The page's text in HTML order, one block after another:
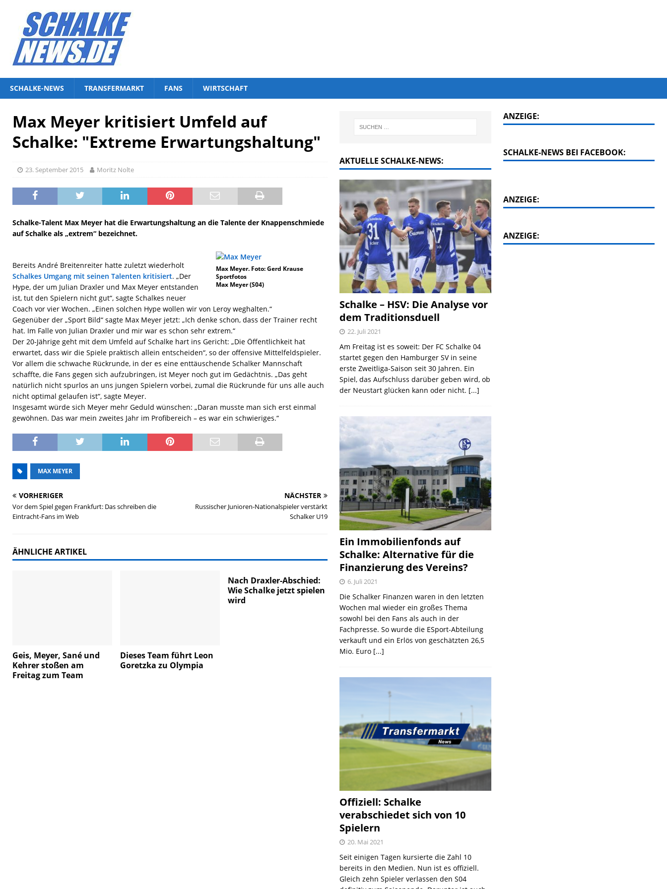
SCHALKE-NEWS TRANSFERMARKT FANS WIRTSCHAFT
Max Meyer kritisiert Umfeld auf
Schalke: "Extreme Erwartungshaltung"
23. September 2015 Moritz Nolte
Schalke-Talent Max Meyer hat die Erwartungshaltung an die Talente der Knappenschmiede
auf Schalke als „extrem“ bezeichnet.
Max Meyer. Foto: Gerd Krause
Sportfotos
Max Meyer (S04)
Bereits André Breitenreiter hatte zuletzt wiederholt
Schalkes Umgang mit seinen Talenten kritisiert. „Der
Hype, der um Julian Draxler und Max Meyer entstanden
ist, tut den Spielern nicht gut“, sagte Schalkes neuer
Coach vor vier Wochen. „Einen solchen Hype wollen wir von Leroy weghalten.“
Gegenüber der „Sport Bild“ sagte Max Meyer jetzt: „Ich denke schon, dass der Trainer recht
hat. Im Falle von Julian Draxler und mir war es schon sehr extrem.“
Der 20-Jährige geht mit dem Umfeld auf Schalke hart ins Gericht: „Die Öffentlichkeit hat
erwartet, dass wir die Spiele praktisch allein entscheiden“, so der offensive Mittelfeldspieler.
Vor allem die schwache Rückrunde, in der es eine enttäuschende Schalker Mannschaft
schaffte, die Fans gegen sich aufzubringen, ist Meyer noch gut im Gedächtnis. „Das geht
natürlich nicht spurlos an uns jungen Spielern vorbei, zumal die Rückrunde für uns alle auch
nicht optimal gelaufen ist“, sagte Meyer.
Insgesamt würde sich Meyer mehr Geduld wünschen: „Daran musste man sich erst einmal
gewöhnen. Das war mein zweites Jahr im Profibereich – es war ein schwieriges.“
MAX MEYER
VORHERIGER
Vor dem Spiel gegen Frankfurt: Das schreiben die
Eintracht-Fans im Web
NÄCHSTER
Russischer Junioren-Nationalspieler verstärkt
Schalker U19
ÄHNLICHE ARTIKEL
Geis, Meyer, Sané und
Kehrer stoßen am
Freitag zum Team
Dieses Team führt Leon
Goretzka zu Olympia
Nach Draxler-Abschied:
Wie Schalke jetzt spielen
wird
AKTUELLE SCHALKE-NEWS:
Schalke – HSV: Die Analyse vor
dem Traditionsduell
22. Juli 2021
Am Freitag ist es soweit: Der FC Schalke 04
startet gegen den Hamburger SV in seine
erste Zweitliga-Saison seit 30 Jahren. Ein
Spiel, das Aufschluss darüber geben wird, ob
der Neustart glücken kann oder nicht. [...]
Ein Immobilienfonds auf
Schalke: Alternative für die
Finanzierung des Vereins?
6. Juli 2021
Die Schalker Finanzen waren in den letzten
Wochen mal wieder ein großes Thema
sowohl bei den Fans als auch in der
Fachpresse. So wurde die ESport-Abteilung
verkauft und ein Erlös von geschätzten 26,5
Mio. Euro [...]
Offiziell: Schalke
verabschiedet sich von 10
Spielern
20. Mai 2021
Seit einigen Tagen kursierte die Zahl 10
bereits in den Medien. Nun ist es offiziell.
Gleich zehn Spieler verlassen den S04
ANZEIGE:
SCHALKE-NEWS BEI FACEBOOK:
ANZEIGE:
ANZEIGE: